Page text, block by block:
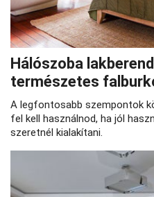
Hálószoba
természetes
A legfontosabb szempontok
fel kell használnod, ha jól
szeretnél kialakítani.